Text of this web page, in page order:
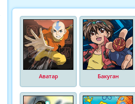
Аватар Бакуган